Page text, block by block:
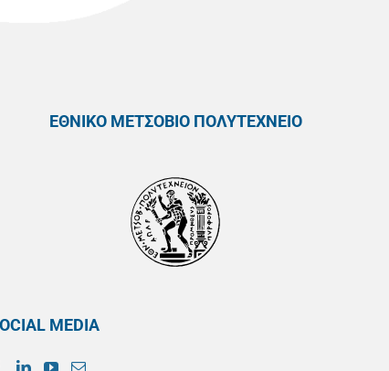
ΕΘΝΙΚΟ ΜΕΤΣΟΒΙΟ ΠΟΛΥΤΕΧΝΕΙΟ
MEDIA